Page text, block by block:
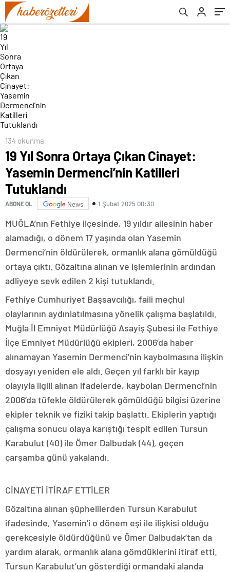
134 okunma
19 Yıl Sonra Ortaya Çıkan Cinayet:
Yasemin Dermenci’nin Katilleri
Tutuklandı
ABONE OL News 1 Şubat 2025 00:30
MUĞLA’nın Fethiye ilçesinde, 19 yıldır ailesinin haber
alamadığı, o dönem 17 yaşında olan Yasemin
Dermenci’nin öldürülerek, ormanlık alana gömüldüğü
ortaya çıktı. Gözaltına alınan ve işlemlerinin ardından
adliyeye sevk edilen 2 kişi tutuklandı.
Fethiye Cumhuriyet Başsavcılığı, faili meçhul
olaylarının aydınlatılmasına yönelik çalışma başlatıldı.
Muğla İl Emniyet Müdürlüğü Asayiş Şubesi ile Fethiye
İlçe Emniyet Müdürlüğü ekipleri, 2006’da haber
alınamayan Yasemin Dermenci’nin kaybolmasına ilişkin
dosyayı yeniden ele aldı. Geçen yıl farklı bir kayıp
olayıyla ilgili alınan ifadelerde, kaybolan Dermenci’nin
2006’da tüfekle öldürülerek gömüldüğü bilgisi üzerine
ekipler teknik ve fiziki takip başlattı. Ekiplerin yaptığı
çalışma sonucu olaya karıştığı tespit edilen Tursun
Karabulut (40) ile Ömer Dalbudak (44), geçen
çarşamba günü yakalandı.
CİNAYETİ İTİRAF ETTİLER
Gözaltına alınan şüphelilerden Tursun Karabulut
ifadesinde, Yasemin’i o dönem eşi ile ilişkisi olduğu
gerekçesiyle öldürdüğünü ve Ömer Dalbudak’tan da
yardım alarak, ormanlık alana gömdüklerini itiraf etti.
Tursun Karabulut’un gösterdiği ormandaki alanda